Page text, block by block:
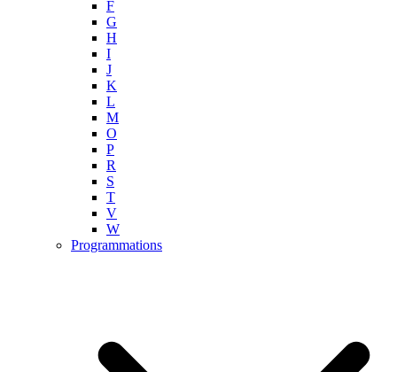
F
G
H
I
J
K
L
M
O
P
R
S
T
V
W
Programmations